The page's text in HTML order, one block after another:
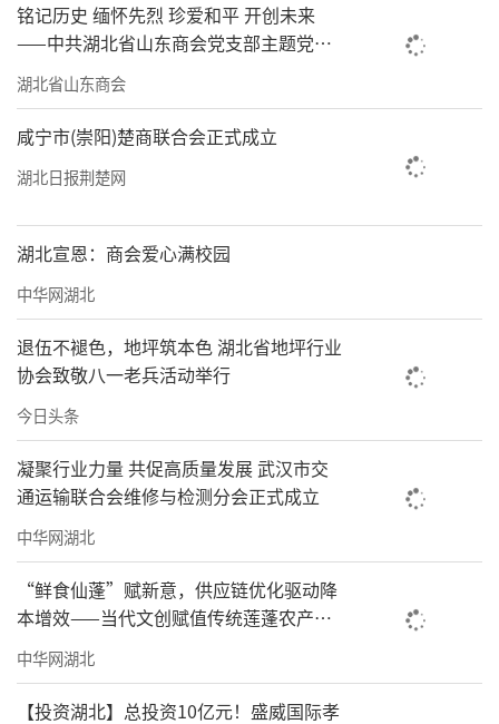
铭记历史 缅怀先烈 珍爱和平 开创未来
——中共湖北省山东商会党支部主题党日
活动圆满成功
湖北省山东商会
咸宁市(崇阳)楚商联合会正式成立
湖北日报荆楚网
湖北宣恩：商会爱心满校园
中华网湖北
退伍不褪色，地坪筑本色 湖北省地坪行业
协会致敬八一老兵活动举行
今日头条
凝聚行业力量 共促高质量发展 武汉市交
通运输联合会维修与检测分会正式成立
中华网湖北
“鲜食仙蓬”赋新意，供应链优化驱动降
本增效——当代文创赋值传统莲蓬农产
品，供应链升级打破新鲜壁垒
中华网湖北
【投资湖北】总投资10亿元！盛威国际孝